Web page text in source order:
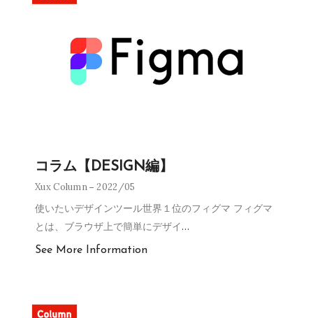
コラム【DESIGN編】
Xux Column 2022/05
使いたいデザインツール世界１位のフィグマ フィグマ
とは、ブラウザ上で簡単にデザイ…
See More Information